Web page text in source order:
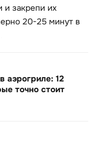
и закрепи их
20-25 минут в
аэрогриле: 12
точно стоит